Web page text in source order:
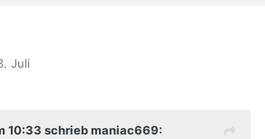
Juli
10:33 schrieb maniac669: